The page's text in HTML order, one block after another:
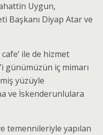
Uygun,
Başkanı Diyap Atar ve
ile de hizmet
günümüzün iç mimarı
yüzüyle
ve İskenderunlulara
temennileriyle yapılan